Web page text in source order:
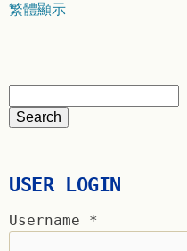
繁體顯示
USER LOGIN
Username *